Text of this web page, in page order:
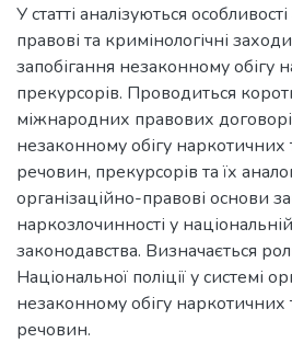
У статті аналізуються
правові та кримінологічні заходи
запобігання незаконному обігу
прекурсорів. Проводиться
міжнародних правових
незаконному обігу наркотичних
речовин, прекурсорів та їх
організаційно-правові основи
наркозлочинності у
законодавства. Визначається
Національної поліції у системі
незаконному обігу наркотичних
речовин.